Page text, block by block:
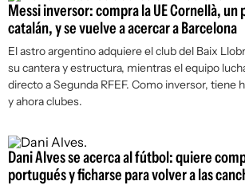
Messi inversor: compra la UE Cornellà, un
catalán, y se vuelve a acercar a Barcelona
El astro argentino adquiere el club del Baix
su cantera y estructura, mientras el equipo
directo a Segunda RFEF. Como inversor, tiene
y ahora clubes.
Dani Alves se acerca al fútbol: quiere
portugués y ficharse para volver a las